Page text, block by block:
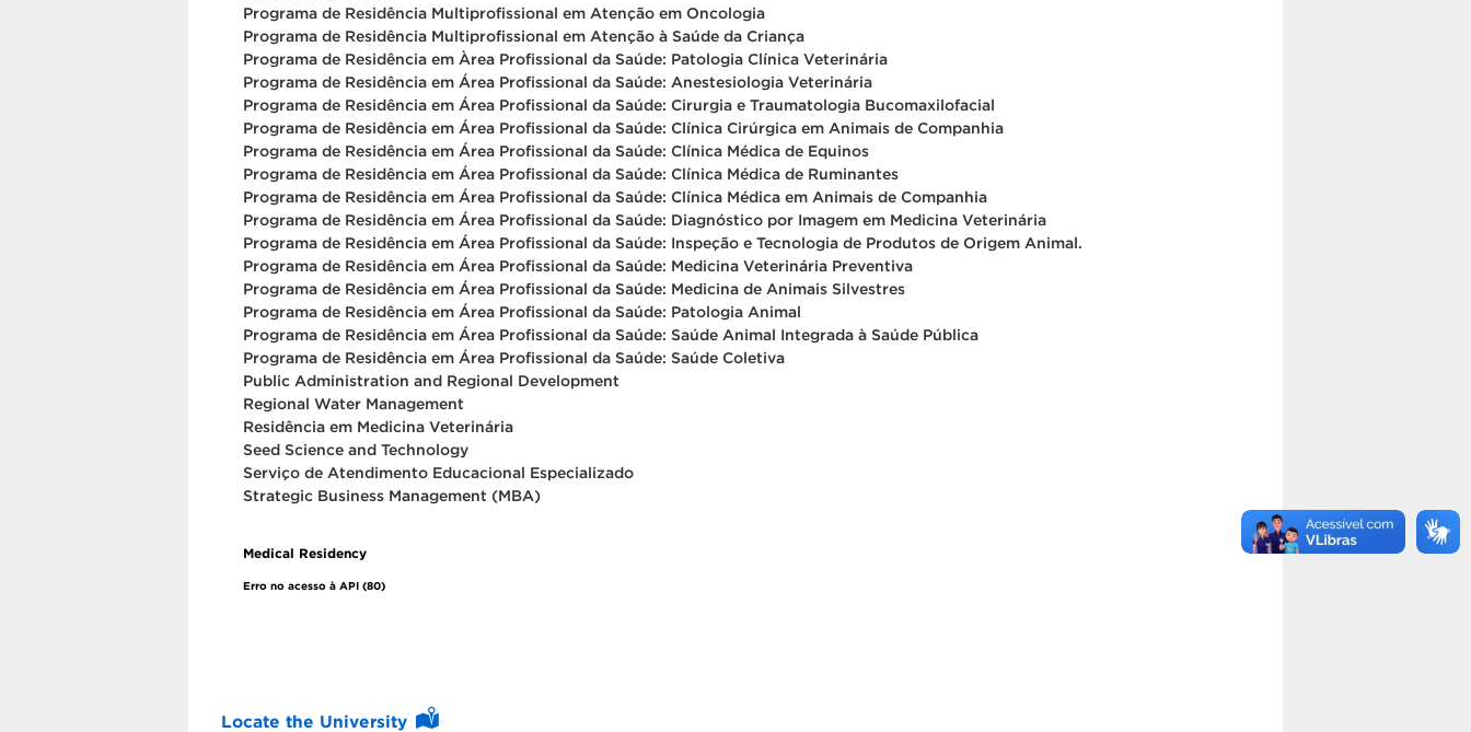
Programa de Residência Multiprofissional em Atenção em Oncologia
Programa de Residência Multiprofissional em Atenção à Saúde da Criança
Programa de Residência em Àrea Profissional da Saúde: Patologia Clínica Veterinária
Programa de Residência em Área Profissional da Saúde: Anestesiologia Veterinária
Programa de Residência em Área Profissional da Saúde: Cirurgia e Traumatologia Bucomaxilofacial
Programa de Residência em Área Profissional da Saúde: Clínica Cirúrgica em Animais de Companhia
Programa de Residência em Área Profissional da Saúde: Clínica Médica de Equinos
Programa de Residência em Área Profissional da Saúde: Clínica Médica de Ruminantes
Programa de Residência em Área Profissional da Saúde: Clínica Médica em Animais de Companhia
Programa de Residência em Área Profissional da Saúde: Diagnóstico por Imagem em Medicina Veterinária
Programa de Residência em Área Profissional da Saúde: Inspeção e Tecnologia de Produtos de Origem Animal.
Programa de Residência em Área Profissional da Saúde: Medicina Veterinária Preventiva
Programa de Residência em Área Profissional da Saúde: Medicina de Animais Silvestres
Programa de Residência em Área Profissional da Saúde: Patologia Animal
Programa de Residência em Área Profissional da Saúde: Saúde Animal Integrada à Saúde Pública
Programa de Residência em Área Profissional da Saúde: Saúde Coletiva
Public Administration and Regional Development
Regional Water Management
Residência em Medicina Veterinária
Seed Science and Technology
Serviço de Atendimento Educacional Especializado
Strategic Business Management (MBA)
Medical Residency
Erro no acesso à API (80)
Locate the University